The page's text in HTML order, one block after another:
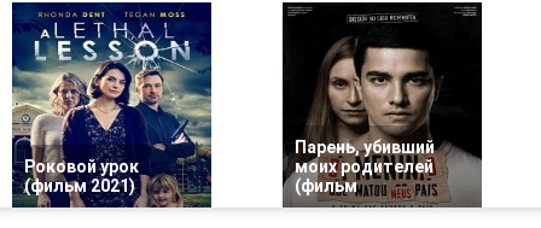
Роковой урок
(фильм 2021)
Парень, убивший
моих родителей
(фильм